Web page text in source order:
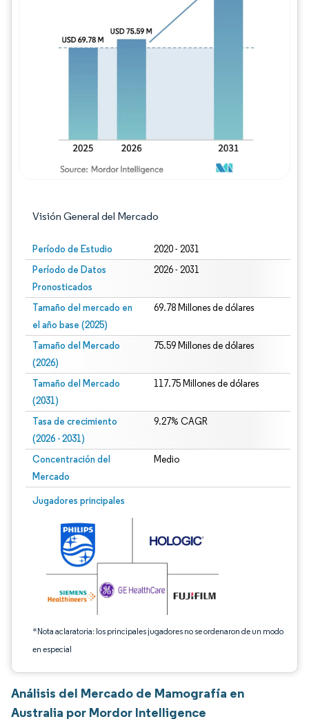
Visión General del Mercado
Período de Estudio 2020 - 2031
Período de Datos
Pronosticados
2026 - 2031
Tamaño del mercado en
el año base (2025)
69.78 Millones de dólares
Tamaño del Mercado
(2026)
75.59 Millones de dólares
Tamaño del Mercado
(2031)
117.75 Millones de dólares
Tasa de crecimiento
(2026 - 2031)
9.27% CAGR
Concentración del
Mercado
Medio
Jugadores principales
*Nota aclaratoria: los principales jugadores no se ordenaron de un modo
en especial
Imagen © Mordor Intelligence. El uso requiere atribución según CC BY 4.0.
Análisis del Mercado de Mamografía en
Australia por Mordor Intelligence